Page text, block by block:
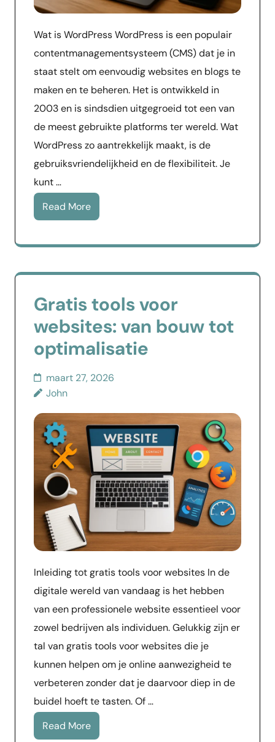
Wat is WordPress WordPress is een populair
contentmanagementsysteem (CMS) dat je in
staat stelt om eenvoudig websites en blogs te
maken en te beheren. Het is ontwikkeld in
2003 en is sindsdien uitgegroeid tot een van
de meest gebruikte platforms ter wereld. Wat
WordPress zo aantrekkelijk maakt, is de
gebruiksvriendelijkheid en de flexibiliteit. Je
kunt …
Read More
Gratis tools voor
websites: van bouw tot
optimalisatie
maart 27, 2026
John
Inleiding tot gratis tools voor websites In de
digitale wereld van vandaag is het hebben
van een professionele website essentieel voor
zowel bedrijven als individuen. Gelukkig zijn er
tal van gratis tools voor websites die je
kunnen helpen om je online aanwezigheid te
verbeteren zonder dat je daarvoor diep in de
buidel hoeft te tasten. Of …
Read More